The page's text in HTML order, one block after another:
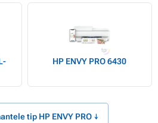
HP ENVY PRO 6430
tip HP ENVY PRO ↓